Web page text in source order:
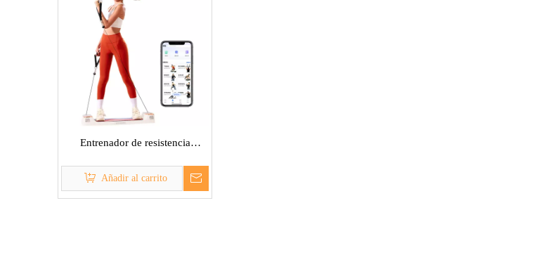
Entrenador de resistencia
Añadir al carrito